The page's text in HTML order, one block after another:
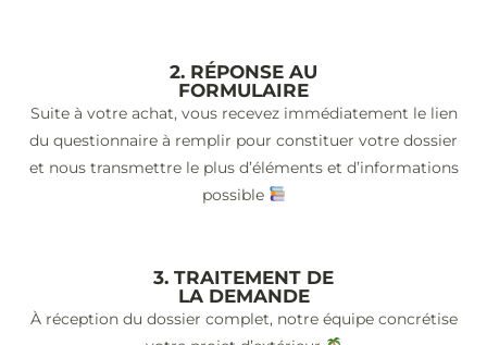
2. RÉPONSE AU
FORMULAIRE
Suite à votre achat, vous recevez immédiatement le lien
du questionnaire à remplir pour constituer votre dossier
et nous transmettre le plus d’éléments et d’informations
possible
3. TRAITEMENT DE
LA DEMANDE
À réception du dossier complet, notre équipe concrétise